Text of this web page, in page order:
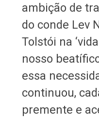
ambição de
do conde Lev
Tolstói na
nosso
essa
continuou,
premente e